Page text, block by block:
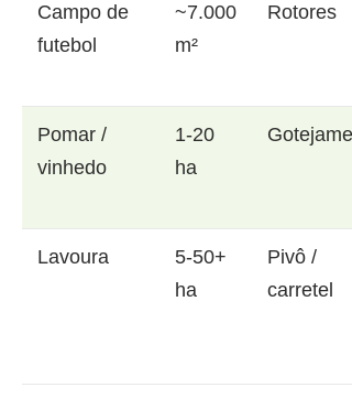
Campo de
futebol
~7.000
m²
Rotores
Pomar /
vinhedo
1-20
ha
Lavoura
5-50+
ha
Pivô /
carretel